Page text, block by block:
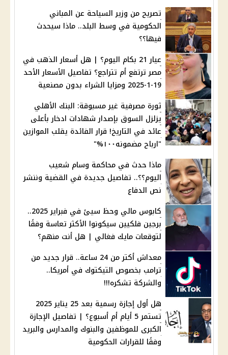
تصريح من وزير السياحة عن المباني
الحكومية في وسط البلد.. ماذا سيحدث
فيها؟؟
عيار 21 بكام اليوم؟ | هل أسعار الذهب في
مصر ترتفع أم تتراجع؟ تفاصيل الأسعار الأحد
19-1-2025 ومزايا الشراء بدون مصنعية
ثورة مصرفية غير مسبوقة: البنك الأهلي
يزلزل السوق بإصدار شهادات ادخار بأعلى
عائد في التاريخ! قرار الفائدة يقلب الموازين
"ارباح مضمونه١٠٠%"
ماذا حدث في محاكمة وسام شعيب
اليوم؟؟.. تفاصيل جديدة في القضية وننشر
نص الدفاع
كابوس مالي وحظ سيئ في فبراير 2025..
برجين فلكيين سيكونوا الأكثر تعاسة وفقًا
لتوقعات مايك فغالي | هل أنت منهم؟
معداش أكتر من 24 ساعة.. قرار جديد من
ترامب بخصوص التيكتوك في أمريكا..
والشركة تشكره!!!
هل أول إجازة رسمية بعد 25 يناير 2025
تستمر 5 أيام أم أسبوع؟ | تفاصيل الإجازة
الكبرى للموظفين والبنوك والمدارس والبريد
وفقًا للقرارات الحكومية